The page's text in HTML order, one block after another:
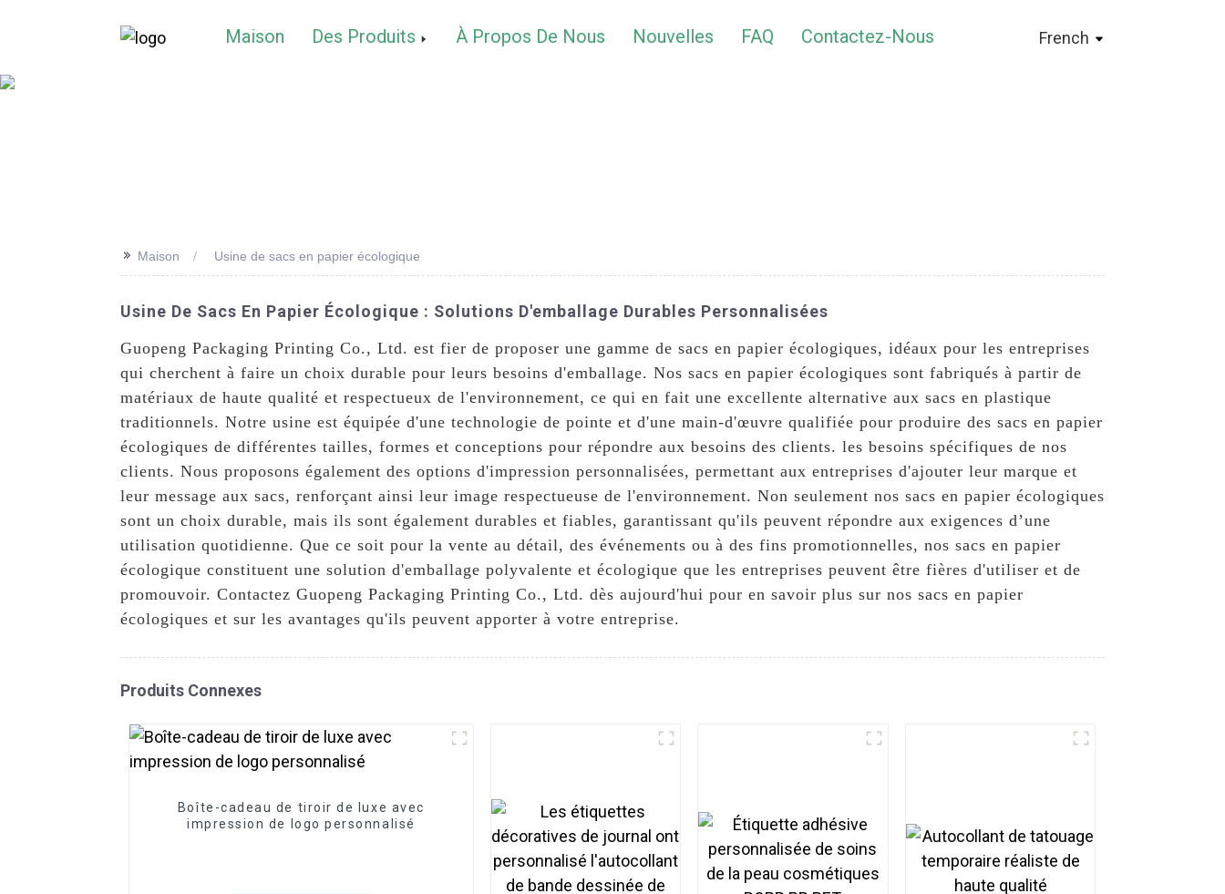
Maison Des Produits À Propos De Nous Nouvelles FAQ Contactez-Nous French
>> Maison Usine de sacs en papier écologique
Usine De Sacs En Papier Écologique : Solutions D'emballage Durables Personnalisées
Guopeng Packaging Printing Co., Ltd. est fier de proposer une gamme de sacs en papier écologiques, idéaux pour les entreprises
qui cherchent à faire un choix durable pour leurs besoins d'emballage. Nos sacs en papier écologiques sont fabriqués à partir de
matériaux de haute qualité et respectueux de l'environnement, ce qui en fait une excellente alternative aux sacs en plastique
traditionnels. Notre usine est équipée d'une technologie de pointe et d'une main-d'œuvre qualifiée pour produire des sacs en papier
écologiques de différentes tailles, formes et conceptions pour répondre aux besoins des clients. les besoins spécifiques de nos
clients. Nous proposons également des options d'impression personnalisées, permettant aux entreprises d'ajouter leur marque et
leur message aux sacs, renforçant ainsi leur image respectueuse de l'environnement. Non seulement nos sacs en papier écologiques
sont un choix durable, mais ils sont également durables et fiables, garantissant qu'ils peuvent répondre aux exigences d’une
utilisation quotidienne. Que ce soit pour la vente au détail, des événements ou à des fins promotionnelles, nos sacs en papier
écologique constituent une solution d'emballage polyvalente et écologique que les entreprises peuvent être fières d'utiliser et de
promouvoir. Contactez Guopeng Packaging Printing Co., Ltd. dès aujourd'hui pour en savoir plus sur nos sacs en papier
écologiques et sur les avantages qu'ils peuvent apporter à votre entreprise.
Produits Connexes
Boîte-cadeau de tiroir de luxe avec
impression de logo personnalisé